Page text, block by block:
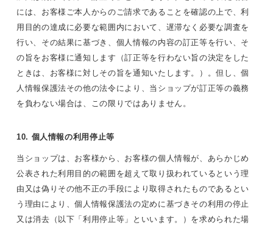
には、お客様ご本人からのご請求であることを確認の上で、利
用目的の達成に必要な範囲内において、遅滞なく必要な調査を
行い、その結果に基づき、個人情報の内容の訂正等を行い、そ
の旨をお客様に通知します（訂正等を行わない旨の決定をした
ときは、お客様に対しその旨を通知いたします。）。但し、個
人情報保護法その他の法令により、当ショップが訂正等の義務
を負わない場合は、この限りではありません。
10. 個人情報の利用停止等
当ショップは、お客様から、お客様の個人情報が、あらかじめ
公表された利用目的の範囲を超えて取り扱われているという理
由又は偽りその他不正の手段により取得されたものであるとい
う理由により、個人情報保護法の定めに基づきその利用の停止
又は消去（以下「利用停止等」といいます。）を求められた場